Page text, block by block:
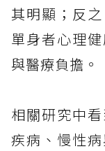
其明顯；反
單身者心理
與醫療負擔。
相關研究中
疾病、慢性